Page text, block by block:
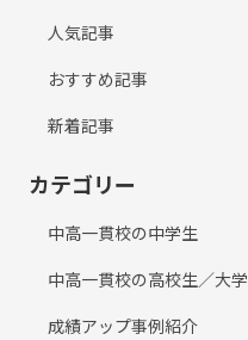
人気記事
おすすめ記事
新着記事
カテゴリー
中高一貫校の中学生
中高一貫校の高校生／大
成績アップ事例紹介